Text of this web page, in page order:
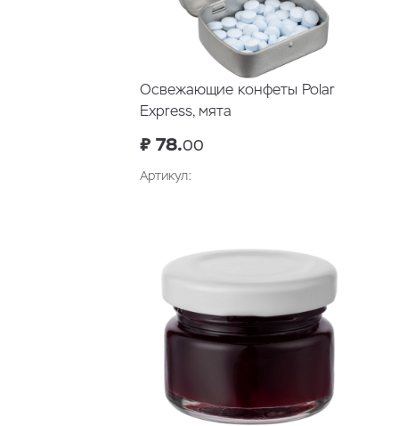
Освежающие конфеты Polar
Express, мята
₽ 78.00
Артикул: